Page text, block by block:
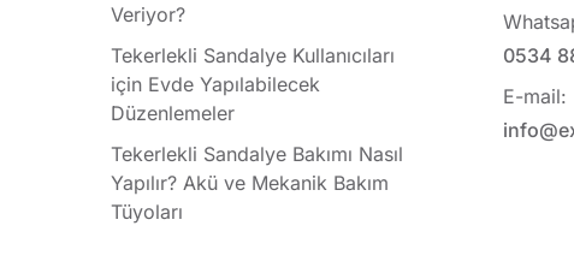
Veriyor?
Tekerlekli Sandalye Kullanıcıları
için Evde Yapılabilecek
Düzenlemeler
Tekerlekli Sandalye Bakımı Nasıl
Yapılır? Akü ve Mekanik Bakım
Tüyoları
0534
E-mail: